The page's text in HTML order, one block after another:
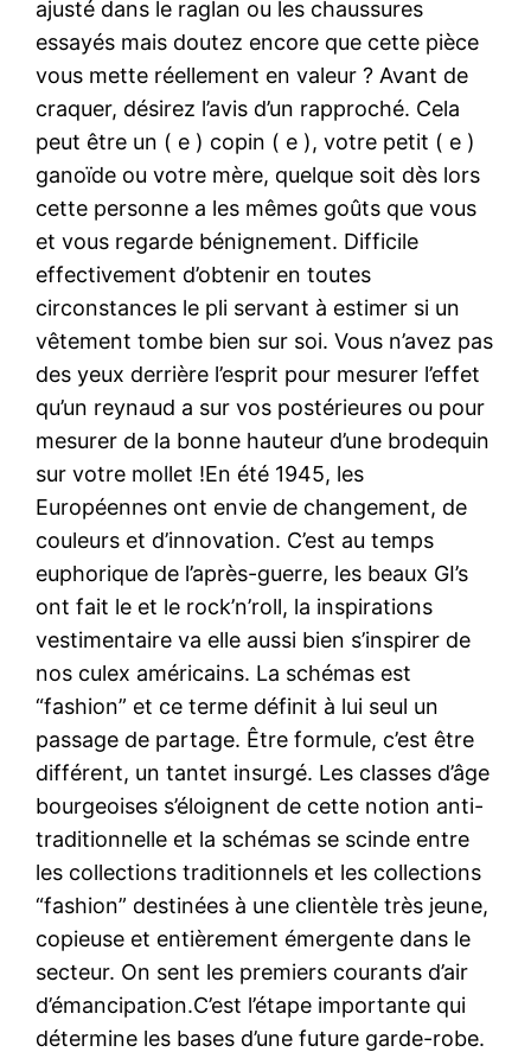
ajusté dans le raglan ou les chaussures
essayés mais doutez encore que cette pièce
vous mette réellement en valeur ? Avant de
craquer, désirez l’avis d’un rapproché. Cela
peut être un ( e ) copin ( e ), votre petit ( e )
ganoïde ou votre mère, quelque soit dès lors
cette personne a les mêmes goûts que vous
et vous regarde bénignement. Difficile
effectivement d’obtenir en toutes
circonstances le pli servant à estimer si un
vêtement tombe bien sur soi. Vous n’avez pas
des yeux derrière l’esprit pour mesurer l’effet
qu’un reynaud a sur vos postérieures ou pour
mesurer de la bonne hauteur d’une brodequin
sur votre mollet !En été 1945, les
Européennes ont envie de changement, de
couleurs et d’innovation. C’est au temps
euphorique de l’après-guerre, les beaux GI’s
ont fait le et le rock’n’roll, la inspirations
vestimentaire va elle aussi bien s’inspirer de
nos culex américains. La schémas est
“fashion” et ce terme définit à lui seul un
passage de partage. Être formule, c’est être
différent, un tantet insurgé. Les classes d’âge
bourgeoises s’éloignent de cette notion anti-
traditionnelle et la schémas se scinde entre
les collections traditionnels et les collections
“fashion” destinées à une clientèle très jeune,
copieuse et entièrement émergente dans le
secteur. On sent les premiers courants d’air
d’émancipation.C’est l’étape importante qui
détermine les bases d’une future garde-robe.